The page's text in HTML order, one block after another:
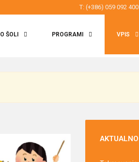
T: (+386) 059 092 400
O ŠOLI PROGRAMI VPIS
AKTUALNO